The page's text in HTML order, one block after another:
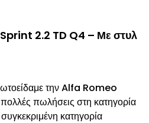
2.2 TD Q4 – Με στυλ
την Alfa Romeo
πωλήσεις στη κατηγορία
κατηγορία